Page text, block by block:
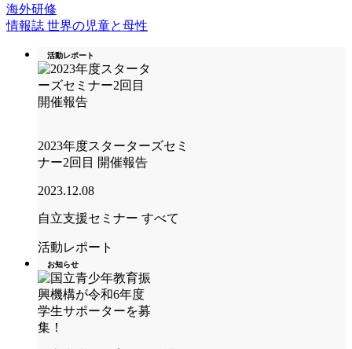
海外研修
情報誌 世界の児童と母性
活動レポート
2023年度スターターズセミ
ナー2回目 開催報告
2023.12.08
自立支援セミナー すべて
活動レポート
お知らせ